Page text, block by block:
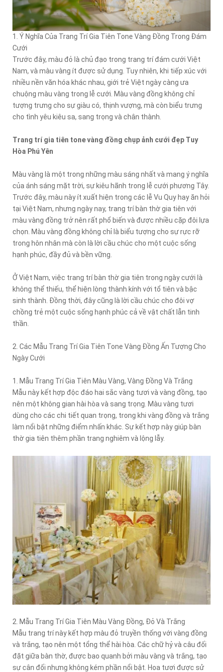
1. Ý Nghĩa Của Trang Trí Gia Tiên Tone Vàng Đồng Trong Đám
Cưới
Trước đây, màu đỏ là chủ đạo trong trang trí đám cưới Việt
Nam, và màu vàng ít được sử dụng. Tuy nhiên, khi tiếp xúc với
nhiều nền văn hóa khác nhau, giới trẻ Việt ngày càng ưa
chuộng màu vàng trong lễ cưới. Màu vàng đồng không chỉ
tượng trưng cho sự giàu có, thịnh vượng, mà còn biểu trưng
cho tình yêu kiêu sa, sang trọng và chân thành.
Trang trí gia tiên tone vàng đồng chụp ảnh cưới đẹp Tuy
Hòa Phú Yên
Màu vàng là một trong những màu sáng nhất và mang ý nghĩa
của ánh sáng mặt trời, sự kiêu hãnh trong lễ cưới phương Tây.
Trước đây, màu này ít xuất hiện trong các lễ Vu Quy hay ăn hỏi
tại Việt Nam, nhưng ngày nay, trang trí bàn thờ gia tiên với
màu vàng đồng trở nên rất phổ biến và được nhiều cặp đôi lựa
chọn. Màu vàng đồng không chỉ là biểu tượng cho sự rực rỡ
trong hôn nhân mà còn là lời cầu chúc cho một cuộc sống
hạnh phúc, đầy đủ và bền vững.
Ở Việt Nam, việc trang trí bàn thờ gia tiên trong ngày cưới là
không thể thiếu, thể hiện lòng thành kính với tổ tiên và bậc
sinh thành. Đồng thời, đây cũng là lời cầu chúc cho đôi vợ
chồng trẻ một cuộc sống hạnh phúc cả về vật chất lẫn tinh
thần.
2. Các Mẫu Trang Trí Gia Tiên Tone Vàng Đồng Ấn Tượng Cho
Ngày Cưới
1. Mẫu Trang Trí Gia Tiên Màu Vàng, Vàng Đồng Và Trắng
Mẫu này kết hợp độc đáo hai sắc vàng tươi và vàng đồng, tạo
nên một không gian hài hòa và sang trọng. Màu vàng tươi
dùng cho các chi tiết quan trọng, trong khi vàng đồng và trắng
làm nổi bật những điểm nhấn khác. Sự kết hợp này giúp bàn
thờ gia tiên thêm phần trang nghiêm và lộng lẫy.
2. Mẫu Trang Trí Gia Tiên Màu Vàng Đồng, Đỏ Và Trắng
Mẫu trang trí này kết hợp màu đỏ truyền thống với vàng đồng
và trắng, tạo nên một tổng thể hài hòa. Các chữ hỷ và câu đối
đặt giữa bàn thờ, được bao quanh bởi màu vàng và trắng, tạo
sự cân đối nhưng không kém phần nổi bật. Hoa tươi được sử